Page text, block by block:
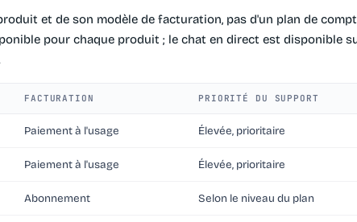
et de son modèle de facturation, pas d'un plan de
pour chaque produit ; le chat en direct est disponible
FACTURATION PRIORITÉ DU SUPPORT
Paiement à l'usage Élevée, prioritaire
Paiement à l'usage Élevée, prioritaire
Abonnement Selon le niveau du plan